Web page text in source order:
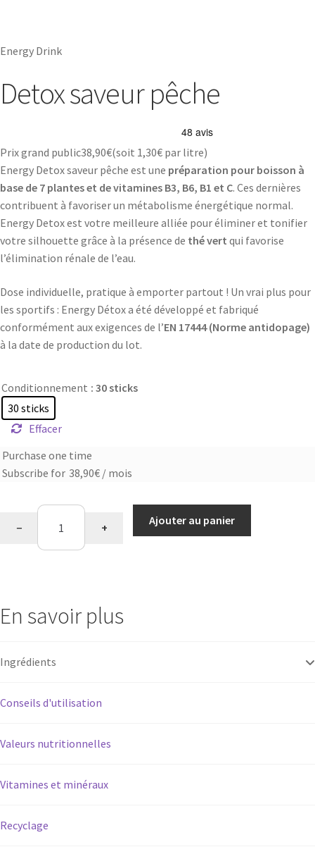
Energy Drink
Detox saveur pêche
Prix grand public38,90€(soit 1,30€ par litre)
Energy Detox saveur pêche est une préparation pour boisson à
base de 7 plantes et de vitamines B3, B6, B1 et C. Ces dernières
contribuent à favoriser un métabolisme énergétique normal.
Energy Detox est votre meilleure alliée pour éliminer et tonifier
votre silhouette grâce à la présence de thé vert qui favorise
l’élimination rénale de l’eau.
Dose individuelle, pratique à emporter partout ! Un vrai plus pour
les sportifs : Energy Détox a été développé et fabriqué
conformément aux exigences de l’EN 17444 (Norme antidopage)
à la date de production du lot.
Conditionnement : 30 sticks
30 sticks
Effacer
Choose
purchase
Purchase one time
Subscribe for 38,90€ / mois
quantité
− +
Ajouter au panier
En savoir plus
Ingrédients
Conseils d'utilisation
Valeurs nutritionnelles
Vitamines et minéraux
Recyclage